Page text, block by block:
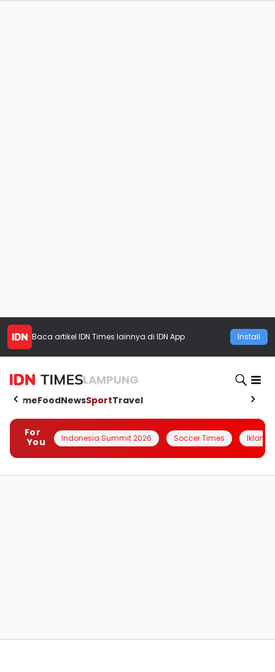
Baca artikel IDN Times lainnya di IDN App Install
LAMPUNG
HomeFoodNewsSportTravel
For
You
Indonesia Summit 2026 Soccer Times Iklanin